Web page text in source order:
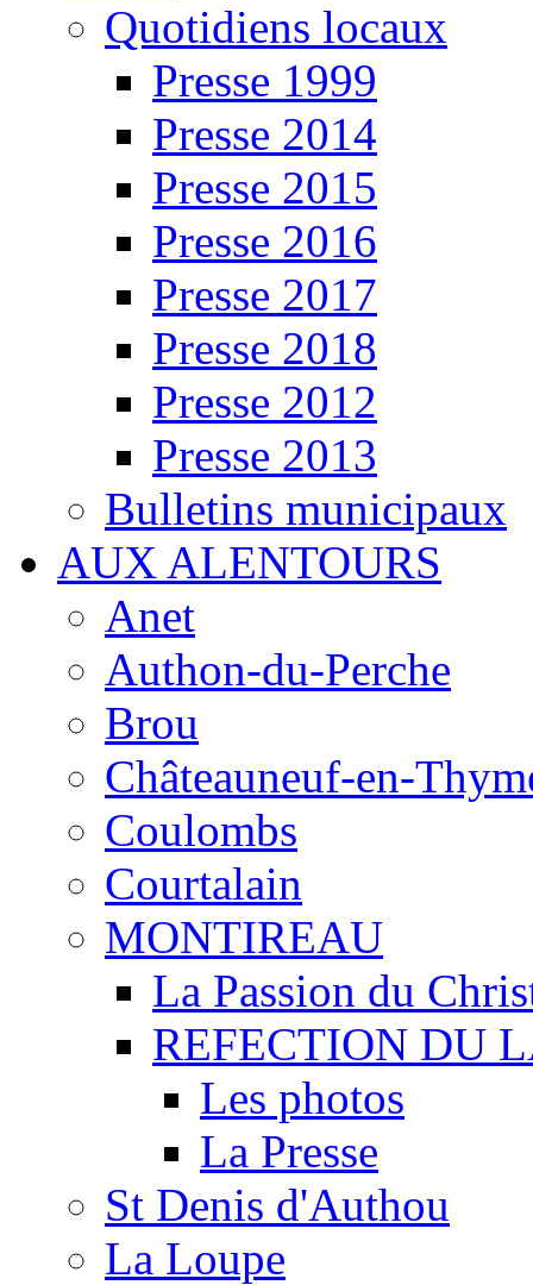
Quotidiens locaux
Presse 1999
Presse 2014
Presse 2015
Presse 2016
Presse 2017
Presse 2018
Presse 2012
Presse 2013
Bulletins municipaux
AUX ALENTOURS
Anet
Authon-du-Perche
Brou
Châteauneuf-en-
Coulombs
Courtalain
MONTIREAU
La Passion du
REFECTION DU
Les photos
La Presse
St Denis d'Authou
La Loupe